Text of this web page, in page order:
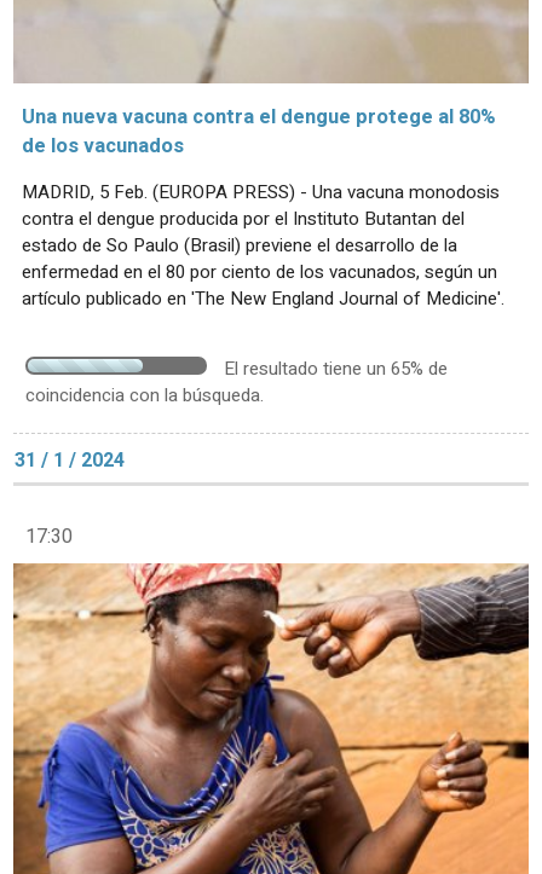
Una nueva vacuna contra el dengue protege al 80%
de los vacunados
MADRID, 5 Feb. (EUROPA PRESS) - Una vacuna monodosis
contra el dengue producida por el Instituto Butantan del
estado de So Paulo (Brasil) previene el desarrollo de la
enfermedad en el 80 por ciento de los vacunados, según un
artículo publicado en 'The New England Journal of Medicine'.
El resultado tiene un 65% de
coincidencia con la búsqueda.
31 / 1 / 2024
17:30